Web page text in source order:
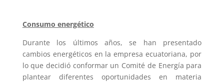
Consumo energético
Durante los últimos años, se han presentado
cambios energéticos en la empresa ecuatoriana, por
lo que decidió conformar un Comité de Energía para
plantear diferentes oportunidades en materia